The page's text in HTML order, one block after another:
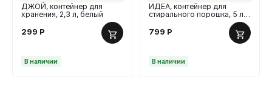
ДЖОЙ, контейнер для
хранения, 2,3 л, белый
299 Р
В наличии
ИДЕА, контейнер для
стирального порошка, 5 л,
799 Р
В наличии